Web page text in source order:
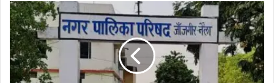
जांजगीर
नैला
नगर
पालिका
में
उपाध्यक्ष